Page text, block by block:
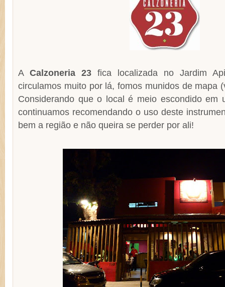
A Calzoneria 23 fica localizada no Jardim
circulamos muito por lá, fomos munidos de mapa
Considerando que o local é meio escondido em
continuamos recomendando o uso deste
bem a região e não queira se perder por ali!